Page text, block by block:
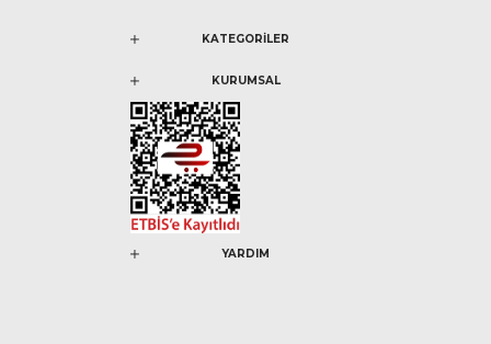
KATEGORİLER
KURUMSAL
YARDIM